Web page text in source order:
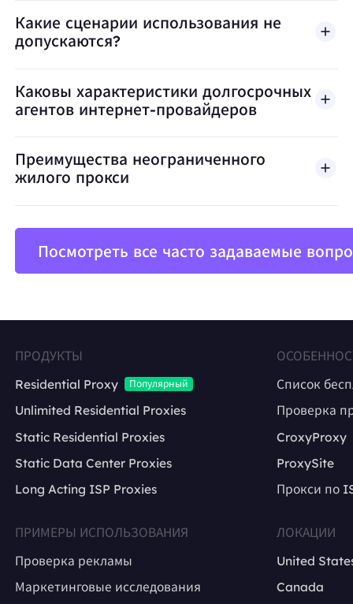
Какие сценарии использования не
допускаются?
BestProxy не поддерживает мошенничество,
Каковы характеристики долгосрочных
агентов интернет-провайдеров
Преимущества неограниченного
жилого прокси
Посмотреть все часто задаваемые
ПРОДУКТЫ
Residential Proxy
Популярный
Unlimited Residential Proxies
Static Residential Proxies
Static Data Center Proxies
Long Acting ISP Proxies
Список
Проверка
CroxyProxy
ProxySite
Прокси по
ПРИМЕРЫ ИСПОЛЬЗОВАНИЯ
Проверка рекламы
Маркетинговые исследования
ЛОКАЦИИ
United
Canada